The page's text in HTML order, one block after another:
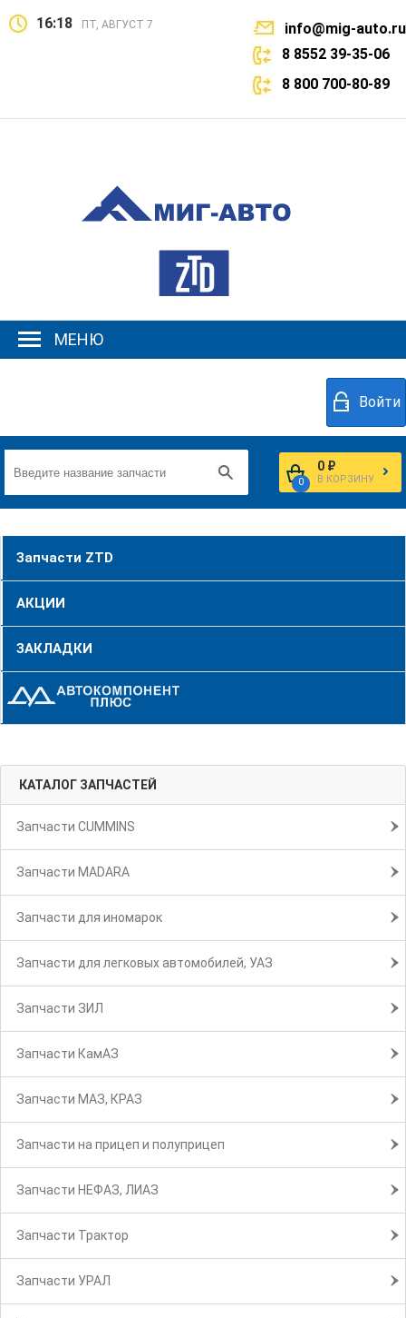
16:18 ПТ, АВГУСТ 7
info@mig-auto.ru
8 8552 39-35-06
8 800 700-80-89
МЕНЮ
Войти
0
0 ₽
В КОРЗИНУ
Запчасти ZTD
АКЦИИ
ЗАКЛАДКИ
КАТАЛОГ ЗАПЧАСТЕЙ
Запчасти CUMMINS
Запчасти MADARA
Запчасти для иномарок
Запчасти для легковых автомобилей, УАЗ
Запчасти ЗИЛ
Запчасти КамАЗ
Запчасти МАЗ, КРАЗ
Запчасти на прицеп и полуприцеп
Запчасти НЕФАЗ, ЛИАЗ
Запчасти Трактор
Запчасти УРАЛ